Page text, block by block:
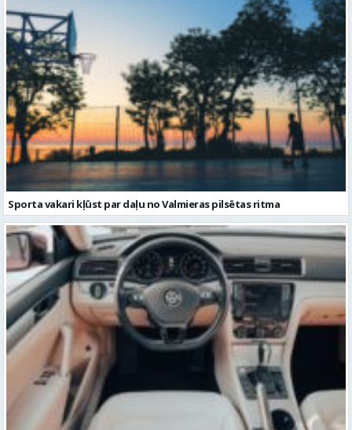
Sporta vakari kļūst par daļu no Valmieras pilsētas ritma